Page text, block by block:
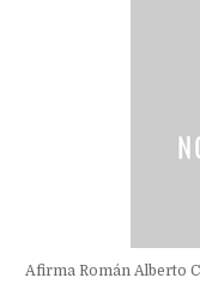
Afirma Román Alberto